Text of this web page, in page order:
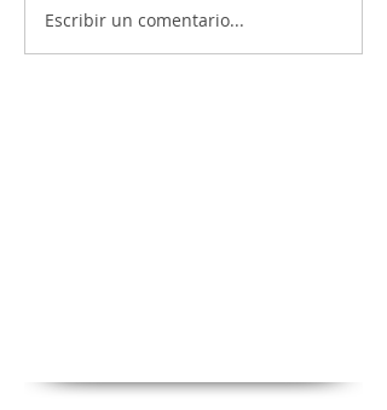
Escribir un comentario...